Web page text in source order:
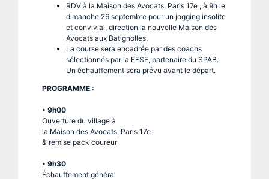
RDV à la Maison des Avocats, Paris 17e , à 9h le
dimanche 26 septembre pour un jogging insolite
et convivial, direction la nouvelle Maison des
Avocats aux Batignolles.
La course sera encadrée par des coachs
sélectionnés par la FFSE, partenaire du SPAB.
Un échauffement sera prévu avant le départ.
PROGRAMME :
• 9h00
Ouverture du village à
la Maison des Avocats, Paris 17e
& remise pack coureur
• 9h30
Échauffement général